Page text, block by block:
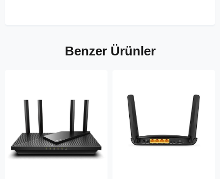
Benzer Ürünler